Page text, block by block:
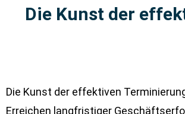
Die Kunst der
Die Kunst der effektiven
Erreichen langfristiger